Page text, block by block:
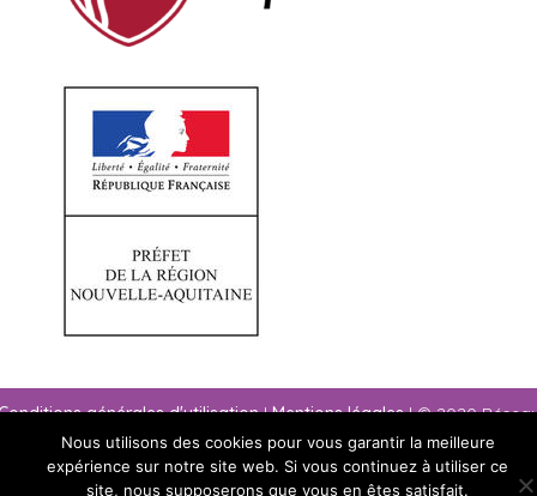
générales d'utilisation|Mentions légales| © 2020
paysage Nouvelle-Aquitaine
Nous utilisons des cookies pour vous garantir la meilleure
expérience sur notre site web. Si vous continuez à utiliser ce
site, nous supposerons que vous en êtes satisfait.